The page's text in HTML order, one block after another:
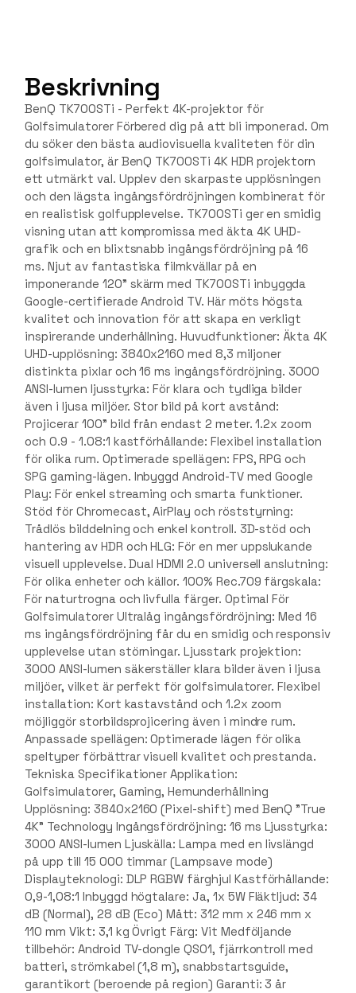
Beskrivning
BenQ TK700STi - Perfekt 4K-projektor för
Golfsimulatorer Förbered dig på att bli imponerad. Om
du söker den bästa audiovisuella kvaliteten för din
golfsimulator, är BenQ TK700STi 4K HDR projektorn
ett utmärkt val. Upplev den skarpaste upplösningen
och den lägsta ingångsfördröjningen kombinerat för
en realistisk golfupplevelse. TK700STi ger en smidig
visning utan att kompromissa med äkta 4K UHD-
grafik och en blixtsnabb ingångsfördröjning på 16
ms. Njut av fantastiska filmkvällar på en
imponerande 120" skärm med TK700STi inbyggda
Google-certifierade Android TV. Här möts högsta
kvalitet och innovation för att skapa en verkligt
inspirerande underhållning. Huvudfunktioner: Äkta 4K
UHD-upplösning: 3840x2160 med 8,3 miljoner
distinkta pixlar och 16 ms ingångsfördröjning. 3000
ANSI-lumen ljusstyrka: För klara och tydliga bilder
även i ljusa miljöer. Stor bild på kort avstånd:
Projicerar 100" bild från endast 2 meter. 1.2x zoom
och 0.9 - 1.08:1 kastförhållande: Flexibel installation
för olika rum. Optimerade spellägen: FPS, RPG och
SPG gaming-lägen. Inbyggd Android-TV med Google
Play: För enkel streaming och smarta funktioner.
Stöd för Chromecast, AirPlay och röststyrning:
Trådlös bilddelning och enkel kontroll. 3D-stöd och
hantering av HDR och HLG: För en mer uppslukande
visuell upplevelse. Dual HDMI 2.0 universell anslutning:
För olika enheter och källor. 100% Rec.709 färgskala:
För naturtrogna och livfulla färger. Optimal För
Golfsimulatorer Ultralåg ingångsfördröjning: Med 16
ms ingångsfördröjning får du en smidig och responsiv
upplevelse utan störningar. Ljusstark projektion:
3000 ANSI-lumen säkerställer klara bilder även i ljusa
miljöer, vilket är perfekt för golfsimulatorer. Flexibel
installation: Kort kastavstånd och 1.2x zoom
möjliggör storbildsprojicering även i mindre rum.
Anpassade spellägen: Optimerade lägen för olika
speltyper förbättrar visuell kvalitet och prestanda.
Tekniska Specifikationer Applikation:
Golfsimulatorer, Gaming, Hemunderhållning
Upplösning: 3840x2160 (Pixel-shift) med BenQ "True
4K" Technology Ingångsfördröjning: 16 ms Ljusstyrka:
3000 ANSI-lumen Ljuskälla: Lampa med en livslängd
på upp till 15 000 timmar (Lampsave mode)
Displayteknologi: DLP RGBW färghjul Kastförhållande:
0,9-1,08:1 Inbyggd högtalare: Ja, 1x 5W Fläktljud: 34
dB (Normal), 28 dB (Eco) Mått: 312 mm x 246 mm x
110 mm Vikt: 3,1 kg Övrigt Färg: Vit Medföljande
tillbehör: Android TV-dongle QS01, fjärrkontroll med
batteri, strömkabel (1,8 m), snabbstartsguide,
garantikort (beroende på region) Garanti: 3 år